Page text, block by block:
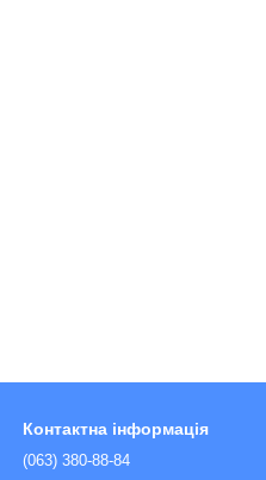
Контактна інформація
(063) 380-88-84